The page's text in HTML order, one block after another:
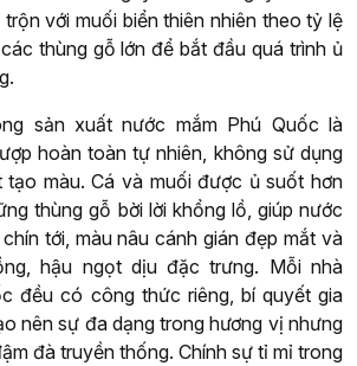
với muối biển thiên nhiên theo tỷ lệ
thùng gỗ lớn để bắt đầu quá trình ủ
sản xuất nước mắm Phú Quốc là
hoàn toàn tự nhiên, không sử dụng
màu. Cá và muối được ủ suốt hơn
thùng gỗ bời lời khổng lồ, giúp nước
tới, màu nâu cánh gián đẹp mắt và
hậu ngọt dịu đặc trưng. Mỗi nhà
đều có công thức riêng, bí quyết gia
nên sự đa dạng trong hương vị nhưng
đà truyền thống. Chính sự tỉ mỉ trong